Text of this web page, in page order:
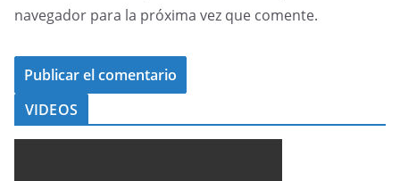
navegador para la próxima vez que comente.
VIDEOS